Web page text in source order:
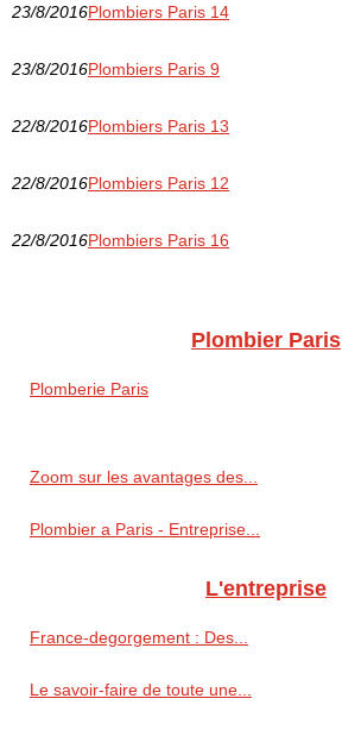
23/8/2016Plombiers Paris 14
23/8/2016Plombiers Paris 9
22/8/2016Plombiers Paris 13
22/8/2016Plombiers Paris 12
22/8/2016Plombiers Paris 16
Plombier Paris
Plomberie Paris
Zoom sur les avantages des...
Plombier a Paris - Entreprise...
L'entreprise
France-degorgement : Des...
Le savoir-faire de toute une...